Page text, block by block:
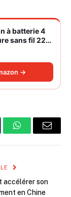
à batterie 4
sans fil 22
balais,
comprimé
pour poils
→
WhatsAppEmail
accélérer son
en Chine